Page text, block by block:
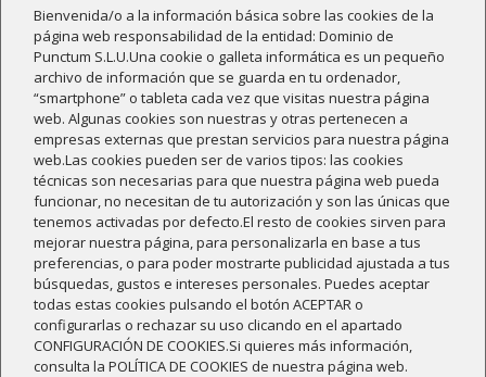
44,36 €
Pack de 6 vinos tintos ecológicos y veganos, con dos tintos
jóvenes, dos tintos biodinámicos y dos tintos envejecidos. El
pack está compuesto por dos botellas de Finca Fabián
Tempranillo, una botella de Dominio de Punctum Tempranillo
Petit Verdot, una botella de Dominio de Punctum Cabernet
Sauvignon, una botella de Viento Aliseo Graciano Cabernet
Sauvignon y una botella de Vaivén Tempranillo
Crianza. ¡Ahorra hasta un 30% y llévate envío gratis!
Añadir al carrito
Bienvenida/o a la información básica sobre las cookies de la
página web responsabilidad de la entidad: Dominio de
Punctum S.L.U.Una cookie o galleta informática es un pequeño
archivo de información que se guarda en tu ordenador,
“smartphone” o tableta cada vez que visitas nuestra página
web. Algunas cookies son nuestras y otras pertenecen a
empresas externas que prestan servicios para nuestra página
web.Las cookies pueden ser de varios tipos: las cookies
técnicas son necesarias para que nuestra página web pueda
funcionar, no necesitan de tu autorización y son las únicas que
tenemos activadas por defecto.El resto de cookies sirven para
mejorar nuestra página, para personalizarla en base a tus
preferencias, o para poder mostrarte publicidad ajustada a tus
búsquedas, gustos e intereses personales. Puedes aceptar
todas estas cookies pulsando el botón ACEPTAR o
configurarlas o rechazar su uso clicando en el apartado
CONFIGURACIÓN DE COOKIES.Si quieres más información,
consulta la POLÍTICA DE COOKIES de nuestra página web.